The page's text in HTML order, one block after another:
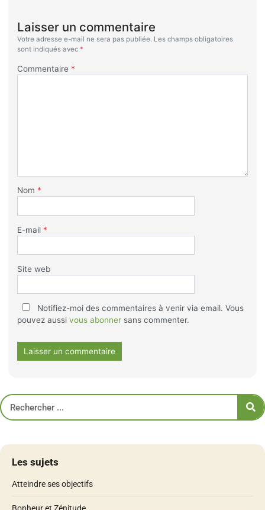
Laisser un commentaire
Votre adresse e-mail ne sera pas publiée. Les champs obligatoires
sont indiqués avec *
Commentaire *
Nom *
E-mail *
Site web
Notifiez-moi des commentaires à venir via email. Vous
pouvez aussi vous abonnersans commenter.
Les sujets
Atteindre ses objectifs